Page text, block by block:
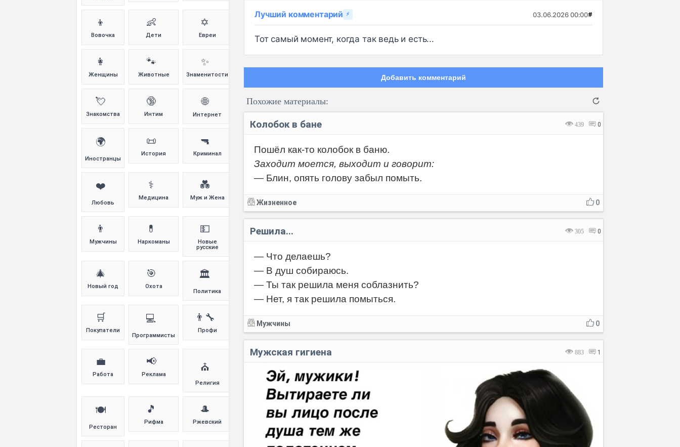
Лучший комментарий ⚡ 03.06.2026 00:00#
Тот самый момент, когда так ведь и есть...
Добавить комментарий
Похожие материалы:
439 0
Колобок в бане
Пошёл как-то колобок в баню.
Заходит моется, выходит и говорит:
— Блин, опять голову забыл помыть.
0
Жизненное
305 0
Решила...
— Что делаешь?
— В душ собираюсь.
— Ты так решила меня соблазнить?
— Нет, я так решила помыться.
0
Мужчины
883 1
Мужская гигиена
👦
Вовочка
👶
Дети
✡️
Евреи
👩
Женщины
🐾
Животные
✨
Знаменитости
💘
Знакомства
🔞
Интим
🌐
Интернет
🌍
Иностранцы
📜
История
🔫
Криминал
❤️
Любовь
⚕️
Медицина
💑
Муж и Жена
👨
Мужчины
💊
Наркоманы
💵
Новые
русские
🎄
Новый год
🎯
Охота
🏛️
Политика
🛒
Покупатели
💻
Программисты
👨‍🔧
Профи
💼
Работа
📢
Реклама
⛪
Религия
🍽️
Ресторан
🎵
Рифма
🎩
Ржевский